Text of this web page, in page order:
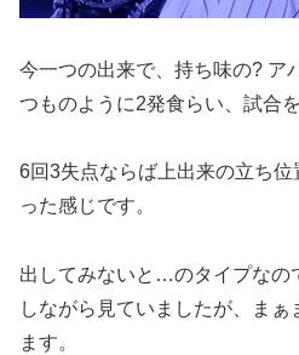
今一つの出来で、持ち味の? ア
つものように2発食らい、試合
6回3失点ならば上出来の立ち
った感じです。
出してみないと…のタイプなの
しながら見ていましたが、ま
ます。